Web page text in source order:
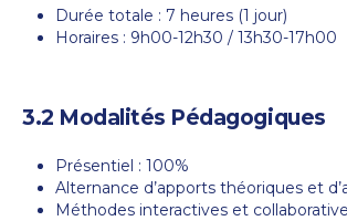
Durée totale : 7 heures (1 jour)
Horaires : 9h00-12h30 / 13h30-17h00
3.2 Modalités Pédagogiques
Présentiel : 100%
Alternance d’apports théoriques et
Méthodes interactives et